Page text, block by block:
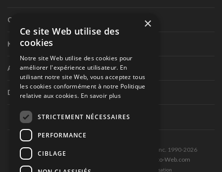
Circuit routier canadien
Karting
Autres séries nationales
Divers
Tous droits réservés © Les Éditions Pole-Position inc. 1990-2026
Ce site est produit et hébergé par Montréal-Photo-Web.com
Politique de confidentialité et Conditions d’utilisation
×
Ce site Web utilise des
cookies
Notre site Web utilise des cookies pour
améliorer l'expérience utilisateur. En
utilisant notre site Web, vous acceptez tous
les cookies conformément à notre Politique
relative aux cookies. En savoir plus
STRICTEMENT NÉCESSAIRES
PERFORMANCE
CIBLAGE